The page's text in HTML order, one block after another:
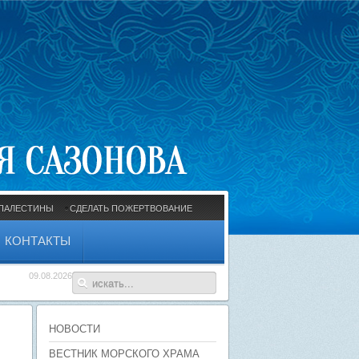
СДЕЛАТЬ ПОЖЕРТВОВАНИЕ
КОНТАКТЫ
09.08.2026
НОВОСТИ
ВЕСТНИК МОРСКОГО ХРАМА